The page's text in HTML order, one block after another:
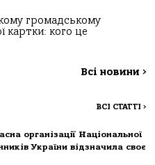
громадському
картки: кого це
Всі новини >
ВСІ СТАТТІ >
організації Національної
України відзначила своє